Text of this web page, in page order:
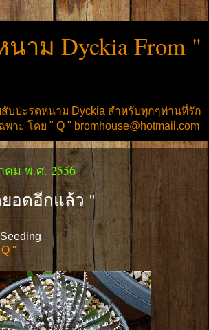
าม Dyckia From "
บปะรดหนาม Dyckia สำหรับทุกๆท่านที่รัก
าะ โดย " Q " bromhouse@hotmail.com
คม พ.ศ. 2556
ยอดอีกแล้ว "
"